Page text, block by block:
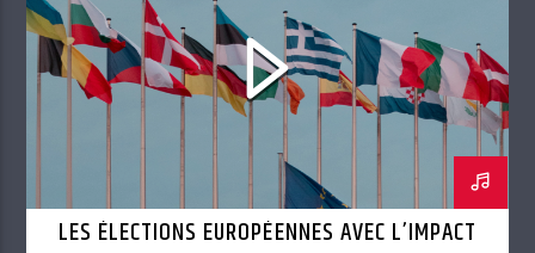
LES ÉLECTIONS EUROPÉENNES AVEC L’IMPACT